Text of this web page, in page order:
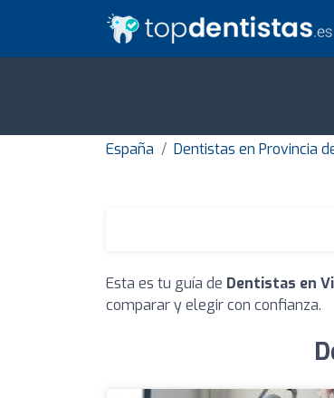
España Dentistas en Provincia
Esta es tu guía de Dentistas en
comparar y elegir con confianza.